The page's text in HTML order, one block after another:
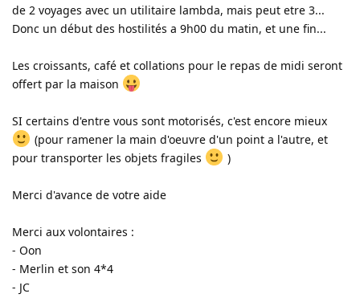
de 2 voyages avec un utilitaire lambda, mais peut etre 3...
Donc un début des hostilités a 9h00 du matin, et une fin...
Les croissants, café et collations pour le repas de midi seront
offert par la maison
SI certains d'entre vous sont motorisés, c'est encore mieux
(pour ramener la main d'oeuvre d'un point a l'autre, et
pour transporter les objets fragiles
)
Merci d'avance de votre aide
Merci aux volontaires :
- Oon
- Merlin et son 4*4
- JC